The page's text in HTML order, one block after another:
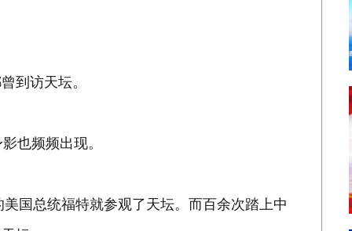
访天坛。
也频频出现。
总统福特就参观了天坛。而百余次踏上中